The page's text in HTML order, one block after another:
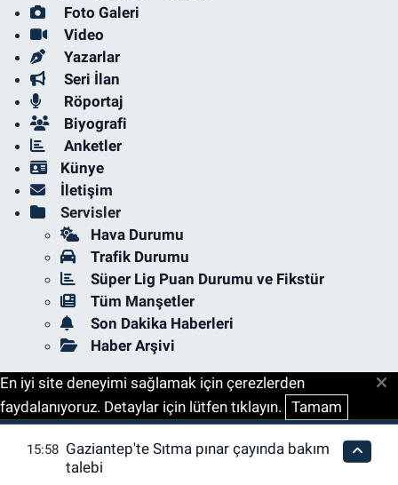
Foto Galeri
Video
Yazarlar
Seri İlan
Röportaj
Biyografi
Anketler
Künye
İletişim
Servisler
Hava Durumu
Trafik Durumu
Süper Lig Puan Durumu ve Fikstür
Tüm Manşetler
Son Dakika Haberleri
Haber Arşivi
En iyi site deneyimi sağlamak için çerezlerden
faydalanıyoruz. Detaylar için lütfen tıklayın. Tamam
15:58 Gaziantep'te Sıtma pınar çayında bakım
talebi